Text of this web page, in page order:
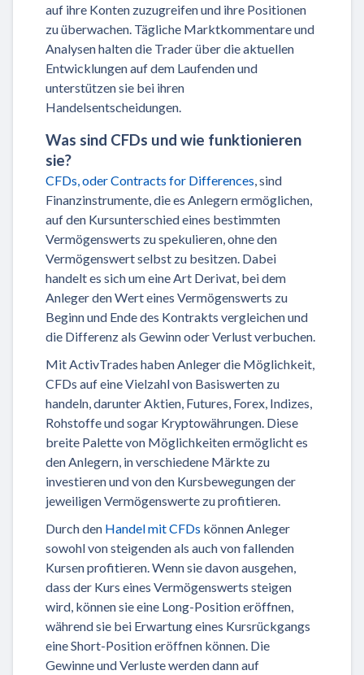
auf ihre Konten zuzugreifen und ihre Positionen
zu überwachen. Tägliche Marktkommentare und
Analysen halten die Trader über die aktuellen
Entwicklungen auf dem Laufenden und
unterstützen sie bei ihren
Handelsentscheidungen.
Was sind CFDs und wie funktionieren
sie?
CFDs, oder Contracts for Differences , sind
Finanzinstrumente, die es Anlegern ermöglichen,
auf den Kursunterschied eines bestimmten
Vermögenswerts zu spekulieren, ohne den
Vermögenswert selbst zu besitzen. Dabei
handelt es sich um eine Art Derivat, bei dem
Anleger den Wert eines Vermögenswerts zu
Beginn und Ende des Kontrakts vergleichen und
die Differenz als Gewinn oder Verlust verbuchen.
Mit ActivTrades haben Anleger die Möglichkeit,
CFDs auf eine Vielzahl von Basiswerten zu
handeln, darunter Aktien, Futures, Forex, Indizes,
Rohstoffe und sogar Kryptowährungen. Diese
breite Palette von Möglichkeiten ermöglicht es
den Anlegern, in verschiedene Märkte zu
investieren und von den Kursbewegungen der
jeweiligen Vermögenswerte zu profitieren.
Durch den Handel mit CFDs können Anleger
sowohl von steigenden als auch von fallenden
Kursen profitieren. Wenn sie davon ausgehen,
dass der Kurs eines Vermögenswerts steigen
wird, können sie eine Long-Position eröffnen,
während sie bei Erwartung eines Kursrückgangs
eine Short-Position eröffnen können. Die
Gewinne und Verluste werden dann auf